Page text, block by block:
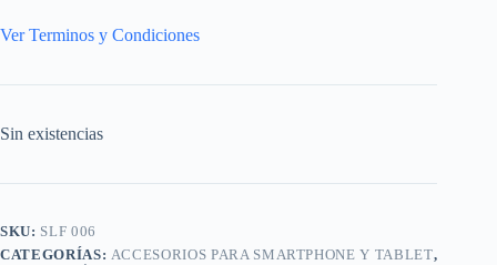
Ver Terminos y Condiciones
Sin existencias
SKU: SLF 006
CATEGORÍAS: ACCESORIOS PARA SMARTPHONE Y TABLET,